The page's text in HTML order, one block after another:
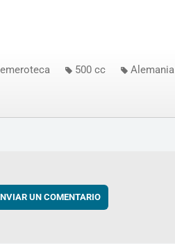
500 cc Alemania
UN COMENTARIO